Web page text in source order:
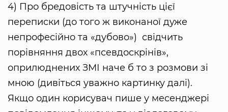
4) Про бредовість та штучність цієї
переписки (до того ж виконаної дуже
непрофесійно та «дубово») свідчить
порівняння двох «псевдоскрінів»,
оприлюднених ЗМІ наче б то з розмови зі
мною (дивіться уважно картинку далі).
Якщо один корисувач пише у месенджері